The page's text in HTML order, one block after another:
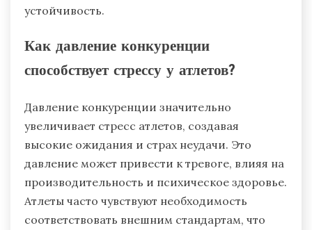
устойчивость.
Как давление конкуренции
способствует стрессу у атлетов?
Давление конкуренции значительно
увеличивает стресс атлетов, создавая
высокие ожидания и страх неудачи. Это
давление может привести к тревоге, влияя на
производительность и психическое здоровье.
Атлеты часто чувствуют необходимость
соответствовать внешним стандартам, что